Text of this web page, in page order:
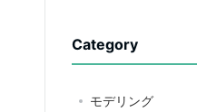
Category
モデリング